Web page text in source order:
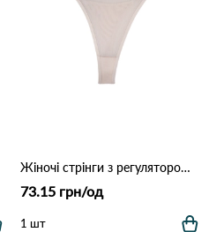
Жіночі стрінги з регулятором (Сітка) DALLIANCE 9964 Бежевий
73.15 грн/од
1 шт